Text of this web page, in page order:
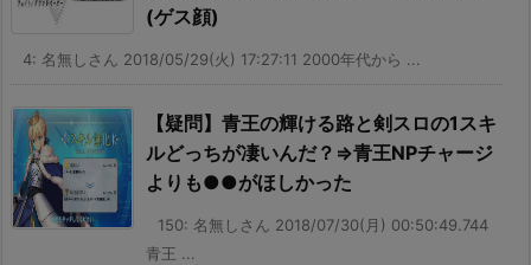
(ゲス顔)
4: 名無しさん 2018/05/29(火) 17:27:11 2000年代から ...
【疑問】青王の輝ける路と剣スロの1スキ
ルどっちが凄いんだ？⇒青王NPチャージ
よりも●●がほしかった
150: 名無しさん 2018/07/30(月) 00:50:49.744
青王 ...